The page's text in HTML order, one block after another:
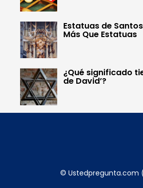
Estatuas de
Más Que Estatuas
¿Qué significado
de David’?
© Ustedpregunta.com